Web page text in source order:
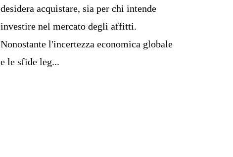
desidera acquistare, sia per chi intende
investire nel mercato degli affitti.
Nonostante l'incertezza economica globale
e le sfide leg...